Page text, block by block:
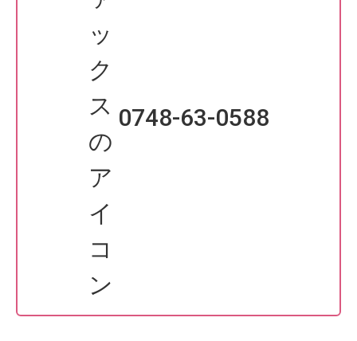
0748-63-0588